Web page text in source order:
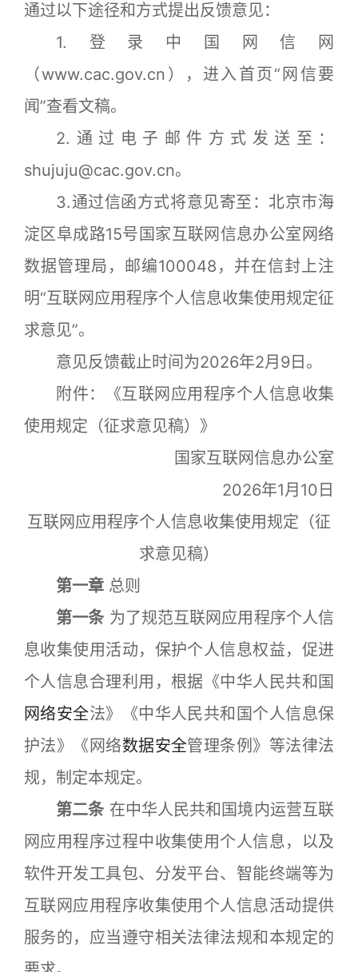
通过以下途径和方式提出反馈意见：
1.登录中国网信网
（www.cac.gov.cn），进入首页“网信要
闻”查看文稿。
2.通过电子邮件方式发送至：
shujuju@cac.gov.cn。
3.通过信函方式将意见寄至：北京市海
淀区阜成路15号国家互联网信息办公室网络
数据管理局，邮编100048，并在信封上注
明“互联网应用程序个人信息收集使用规定征
求意见”。
意见反馈截止时间为2026年2月9日。
附件：《互联网应用程序个人信息收集
使用规定（征求意见稿）》
国家互联网信息办公室
2026年1月10日
互联网应用程序个人信息收集使用规定（征
求意见稿）
第一章 总则
第一条 为了规范互联网应用程序个人信
息收集使用活动，保护个人信息权益，促进
个人信息合理利用，根据《中华人民共和国
网络安全法》《中华人民共和国个人信息保
护法》《网络数据安全管理条例》等法律法
规，制定本规定。
第二条 在中华人民共和国境内运营互联
网应用程序过程中收集使用个人信息，以及
软件开发工具包、分发平台、智能终端等为
互联网应用程序收集使用个人信息活动提供
服务的，应当遵守相关法律法规和本规定的